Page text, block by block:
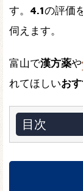
す。 4.1の評価
伺えます。
富山で漢方薬や
れてほしいお
目次